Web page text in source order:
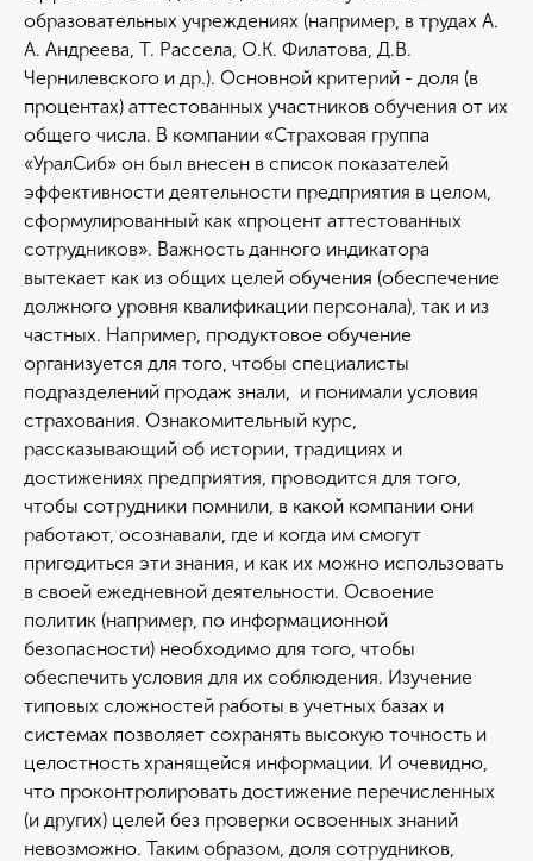
образовательных учреждениях (например, в трудах А.
А. Андреева, Т. Рассела, О.К. Филатова, Д.В.
Чернилевского и др.). Основной критерий - доля (в
процентах) аттестованных участников обучения от их
общего числа. В компании «Страховая группа
«УралСиб» он был внесен в список показателей
эффективности деятельности предприятия в целом,
сформулированный как «процент аттестованных
сотрудников». Важность данного индикатора
вытекает как из общих целей обучения (обеспечение
должного уровня квалификации персонала), так и из
частных. Например, продуктовое обучение
организуется для того, чтобы специалисты
подразделений продаж знали, и понимали условия
страхования. Ознакомительный курс,
рассказывающий об истории, традициях и
достижениях предприятия, проводится для того,
чтобы сотрудники помнили, в какой компании они
работают, осознавали, где и когда им смогут
пригодиться эти знания, и как их можно использовать
в своей ежедневной деятельности. Освоение
политик (например, по информационной
безопасности) необходимо для того, чтобы
обеспечить условия для их соблюдения. Изучение
типовых сложностей работы в учетных базах и
системах позволяет сохранять высокую точность и
целостность хранящейся информации. И очевидно,
что проконтролировать достижение перечисленных
(и других) целей без проверки освоенных знаний
невозможно. Таким образом, доля сотрудников,